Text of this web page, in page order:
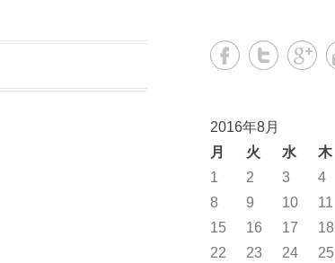
2016年8月
月
火 水 木
1
2 3 4
8
9 10 11
15
16 17 18
22
23 24 25